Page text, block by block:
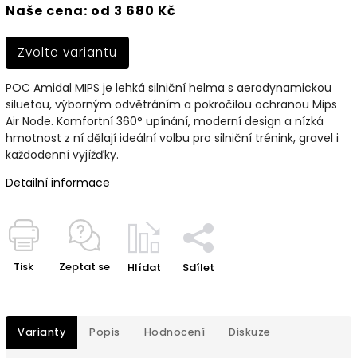
Naše cena: od 3 680 Kč
Zvolte variantu
POC Amidal MIPS je lehká silniční helma s aerodynamickou
siluetou, výborným odvětráním a pokročilou ochranou Mips
Air Node. Komfortní 360° upínání, moderní design a nízká
hmotnost z ní dělají ideální volbu pro silniční trénink, gravel i
každodenní vyjížďky.
Detailní informace
Tisk Zeptat se Hlídat Sdílet
Varianty Popis Hodnocení Diskuze